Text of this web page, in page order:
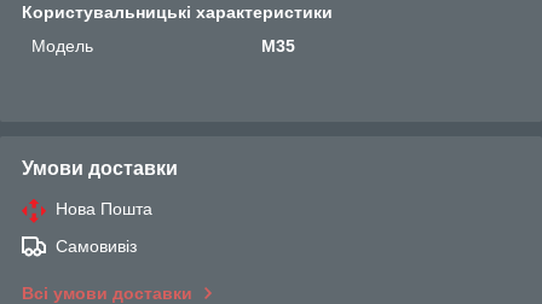
Користувальницькі характеристики
Мoдель
M35
Умови доставки
Нова Пошта
Самовивіз
Всі умови доставки